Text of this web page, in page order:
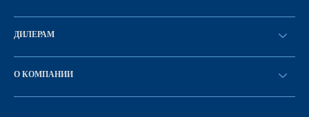
Оформить заказ
Каталог
ДИЛЕРАМ
Стать дилером
О КОМПАНИИ
История компании